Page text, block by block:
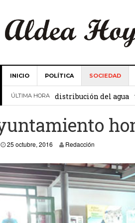
INICIO POLÍTICA SOCIEDAD
ÚLTIMA HORA
La Comunidad de
distribución del agua
Valencia 27 febrero,
Gobierno de
15 febrero, 2024
La Comunidad de
Víctor Hernández
25 octubre, 2016 Redacción